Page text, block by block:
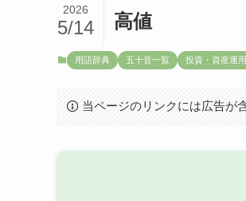
高値
2026
5/14
用語辞典 五十音一覧 投資・資産運用
当ページのリンクには広告が